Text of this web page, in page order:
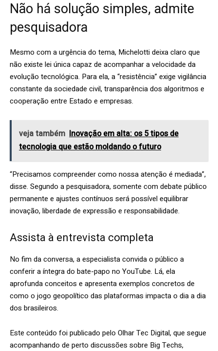
Não há solução simples, admite
pesquisadora
Mesmo com a urgência do tema, Michelotti deixa claro que
não existe lei única capaz de acompanhar a velocidade da
evolução tecnológica. Para ela, a “resistência” exige vigilância
constante da sociedade civil, transparência dos algoritmos e
cooperação entre Estado e empresas.
veja também Inovação em alta: os 5 tipos de
tecnologia que estão moldando o futuro
“Precisamos compreender como nossa atenção é mediada”,
disse. Segundo a pesquisadora, somente com debate público
permanente e ajustes contínuos será possível equilibrar
inovação, liberdade de expressão e responsabilidade.
Assista à entrevista completa
No fim da conversa, a especialista convida o público a
conferir a íntegra do bate-papo no YouTube. Lá, ela
aprofunda conceitos e apresenta exemplos concretos de
como o jogo geopolítico das plataformas impacta o dia a dia
dos brasileiros.
Este conteúdo foi publicado pelo Olhar Tec Digital, que segue
acompanhando de perto discussões sobre Big Techs,